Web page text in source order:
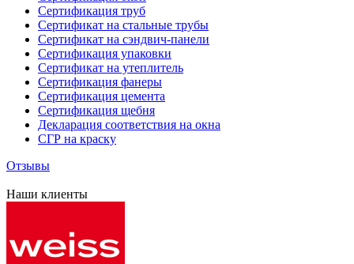
Сертификация труб
Сертификат на стальные трубы
Сертификат на сэндвич-панели
Сертификация упаковки
Сертификат на утеплитель
Сертификация фанеры
Сертификация цемента
Сертификация щебня
Декларация соответствия на окна
СГР на краску
Отзывы
Наши клиенты